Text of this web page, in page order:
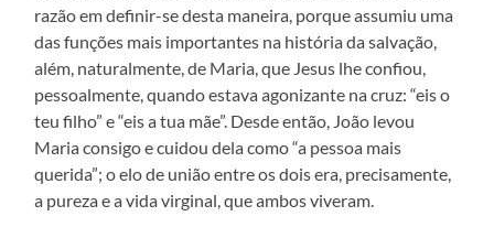
razão em definir-se desta maneira, porque assumiu uma
das funções mais importantes na história da salvação,
além, naturalmente, de Maria, que Jesus lhe confiou,
pessoalmente, quando estava agonizante na cruz: “eis o
teu filho” e “eis a tua mãe”. Desde então, João levou
Maria consigo e cuidou dela como “a pessoa mais
querida”; o elo de união entre os dois era, precisamente,
a pureza e a vida virginal, que ambos viveram.